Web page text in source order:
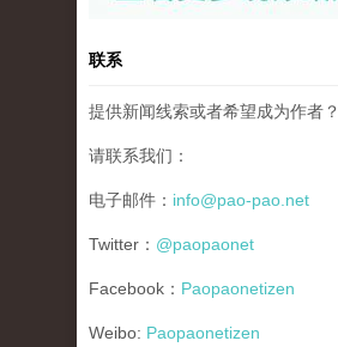
联系
提供新闻线索或者希望成为作者？
请联系我们：
电子邮件： info@pao-pao.net
Twitter： @paopaonet
Facebook： Paopaonetizen
Weibo: Paopaonetizen